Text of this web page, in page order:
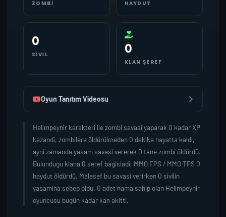
ZOMBI HAYDUT
0
SIVIL 0
KLAN ŞEREF
Oyun Tanıtım Videosu
Helimpeynir karakteri ile zombi savasi yaparak 0 kadar XP
kazandi, zombilere öldürülmeden 0 dakika hayatta kaldi,
ayni zamanda yasam savasi vererek 0 tane zombi öldürdü.
Bulundugu klana 0 seref bagisladi, MMO FPS / MMO TPS 0
haydut öldürdü. Malesef bu savasi verirken 0 sivilin
yasamina sebep oldu. 0 adet nama sahip olan Helimpeynir
oyuncusu bugün kadar kan akitti.